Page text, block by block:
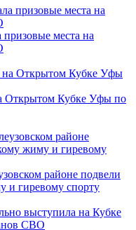
места на
Открытом Кубке Уфы по
районе подвели
и гиревому спорту